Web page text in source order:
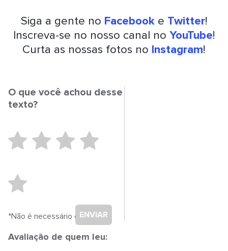
Siga a gente no Facebooke Twitter!
Inscreva-se no nosso canal no YouTube!
Curta as nossas fotos no Instagram!
O que você achou desse
texto?
ENVIAR
*Não é necessário cadastro.
Avaliação de quem leu: